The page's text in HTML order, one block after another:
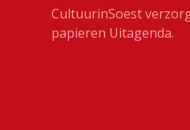
CultuurinSoest
papieren Uitagenda.